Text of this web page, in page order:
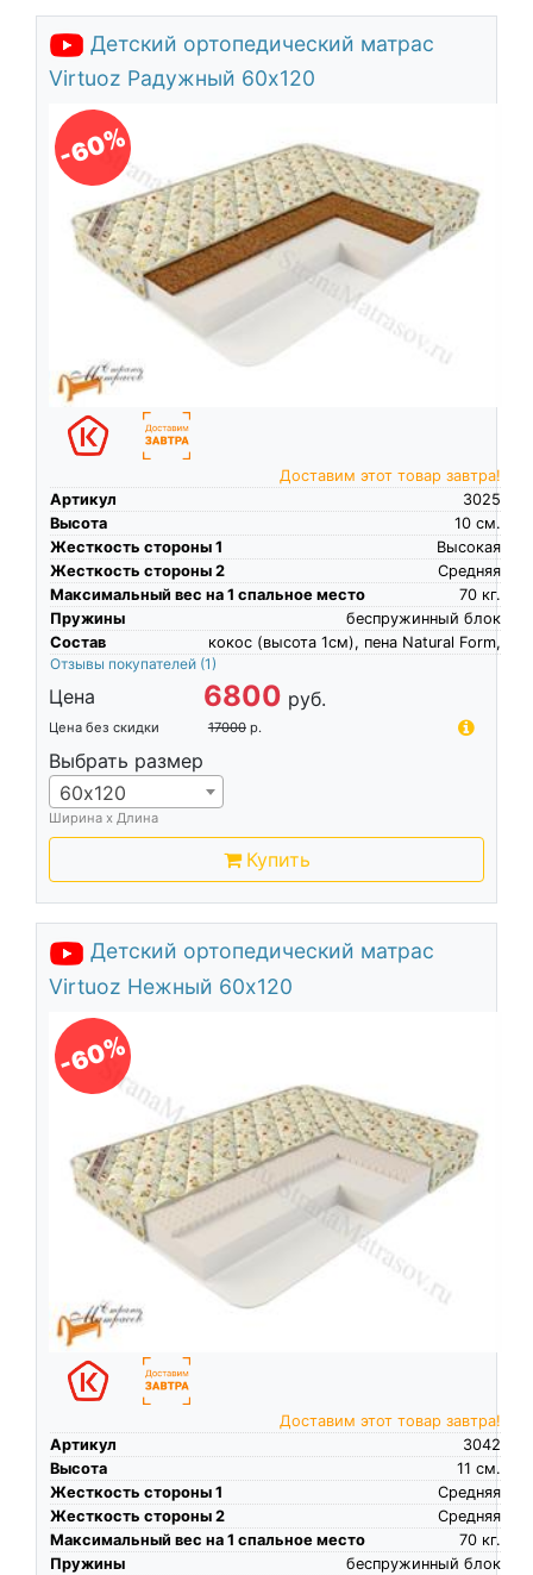
Детский ортопедический матрас
Virtuoz Радужный 60х120
-60%
Доставим этот товар завтра!
Артикул
3025
Высота
см.
10
Жесткость стороны 1
Высокая
Жесткость стороны 2
Средняя
Максимальный вес на 1 спальное место
кг.
70
Пружины
беспружинный блок
Состав
кокос (высота 1см), пена Natural Form,
Отзывы покупателей (1)
Цена 6800 руб.
Цена без скидки 17000 р.
Выбрать размер
60х120
Ширина х Длина
Купить
Детский ортопедический матрас
Virtuoz Нежный 60х120
-60%
Доставим этот товар завтра!
Артикул
3042
Высота
см.
11
Жесткость стороны 1
Средняя
Жесткость стороны 2
Средняя
Максимальный вес на 1 спальное место
кг.
70
Пружины
беспружинный блок